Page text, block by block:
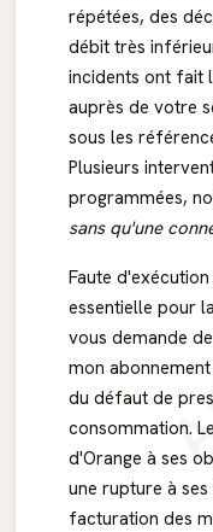
répétées, des
débit très
incidents ont fait
auprès de votre
sous les
Plusieurs
programmées,
sans qu'une
Faute
essentielle pour
vous demande
mon abonnement
du défaut de
consommation.
d'Orange à ses
une rupture à
facturation des